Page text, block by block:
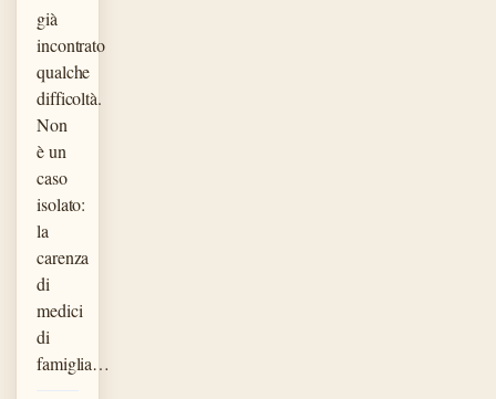
già
incontrato
qualche
difficoltà.
Non
è un
caso
isolato:
la
carenza
di
medici
di
famiglia…